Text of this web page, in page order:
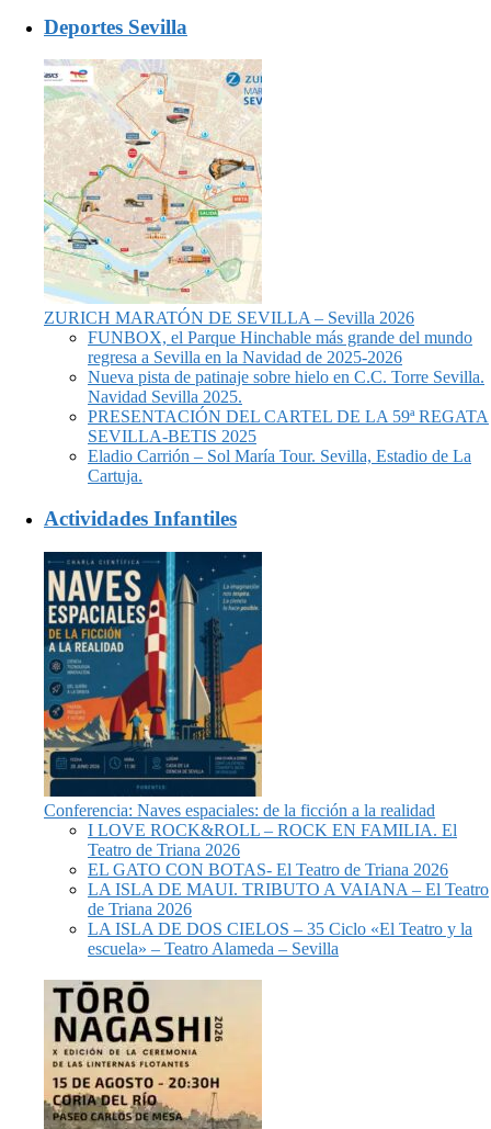
Deportes Sevilla
ZURICH MARATÓN DE SEVILLA – Sevilla 2026
FUNBOX, el Parque Hinchable más grande del mundo
regresa a Sevilla en la Navidad de 2025-2026
Nueva pista de patinaje sobre hielo en C.C. Torre Sevilla.
Navidad Sevilla 2025.
PRESENTACIÓN DEL CARTEL DE LA 59ª REGATA
SEVILLA-BETIS 2025
Eladio Carrión – Sol María Tour. Sevilla, Estadio de La
Cartuja.
Actividades Infantiles
Conferencia: Naves espaciales: de la ficción a la realidad
I LOVE ROCK&ROLL – ROCK EN FAMILIA. El
Teatro de Triana 2026
EL GATO CON BOTAS- El Teatro de Triana 2026
LA ISLA DE MAUI. TRIBUTO A VAIANA – El Teatro
de Triana 2026
LA ISLA DE DOS CIELOS – 35 Ciclo «El Teatro y la
escuela» – Teatro Alameda – Sevilla